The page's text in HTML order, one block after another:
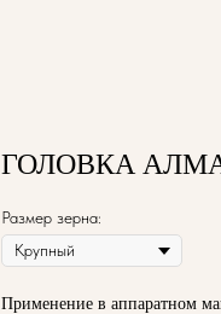
ГОЛОВКА
Размер зерна:
Применение в аппаратном